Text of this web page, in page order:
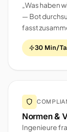
„Was haben
— Bot
fasst
30 Min/
Normen &
Ingenieure